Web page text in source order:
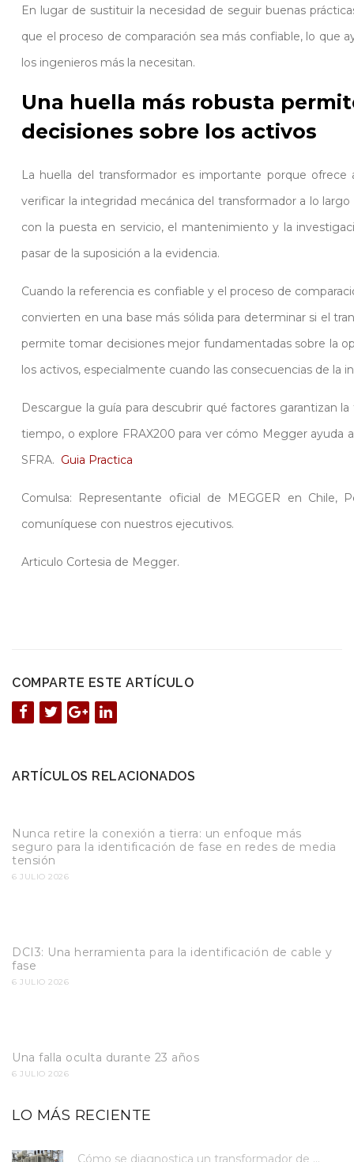
En lugar de sustituir la necesidad de seguir buenas
que el proceso de comparación sea más confiable, lo que
los ingenieros más la necesitan.
Una huella más robusta
decisiones sobre los activos
La huella del transformador es importante porque ofrece
verificar la integridad mecánica del transformador a lo
con la puesta en servicio, el mantenimiento y la
pasar de la suposición a la evidencia.
Cuando la referencia es confiable y el proceso de
convierten en una base más sólida para determinar si el
permite tomar decisiones mejor fundamentadas sobre la
los activos, especialmente cuando las consecuencias de la
Descargue la guía para descubrir qué factores garantizan
tiempo, o explore FRAX200 para ver cómo Megger ayuda
SFRA. Guia Practica
Comulsa: Representante oficial de MEGGER en Chile,
comuníquese con nuestros ejecutivos.
Articulo Cortesia de Megger.
COMPARTE ESTE ARTÍCULO
ARTÍCULOS RELACIONADOS
Nunca retire la conexión a tierra: un enfoque más
seguro para la identificación de fase en redes de media
tensión
6 JULIO 2026
DCI3: Una herramienta para la identificación de cable y
fase
6 JULIO 2026
Una falla oculta durante 23 años
6 JULIO 2026
LO MÁS RECIENTE